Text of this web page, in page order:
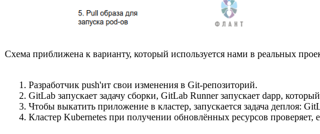
Схема приближена к варианту, который используется нами в реальных
Разработчик push'ит свои изменения в Git-репозиторий.
GitLab запускает задачу сборки, GitLab Runner запускает dapp,
Чтобы выкатить приложение в кластер, запускается задача деплоя:
Кластер Kubernetes при получении обновлённых ресурсов проверяет,